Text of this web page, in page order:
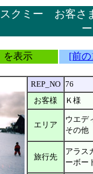
クミー お客さ
ー
を表示 [前の
REP_NO 76
お客様
Ｋ様
エリア
ウエデ
その他
旅行先
アラ
ーボー